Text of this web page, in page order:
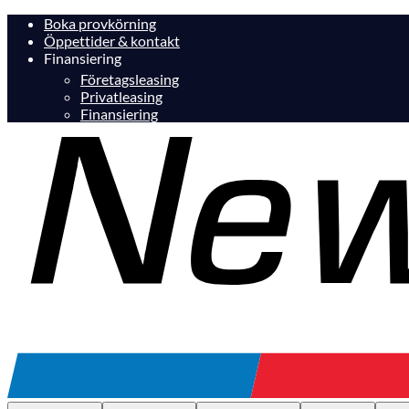
Boka provkörning
Öppettider & kontakt
Finansiering
Företagsleasing
Privatleasing
Finansiering